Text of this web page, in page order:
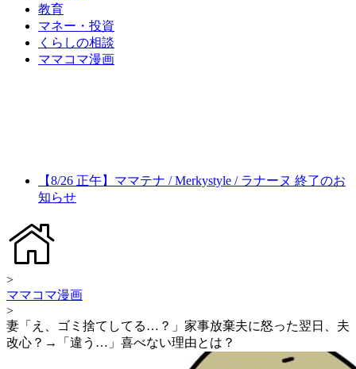
教育
マネー・投資
くらしの相談
ママコマ漫画
【8/26 正午】ママテナ / Merkystyle / ラナーヌ 終了のお
知らせ
>
ママコマ漫画
>
妻「え、ゴミ捨てしてる…？」家事放棄夫に怒った翌日、夫
改心？→「違う…」喜べない理由とは？